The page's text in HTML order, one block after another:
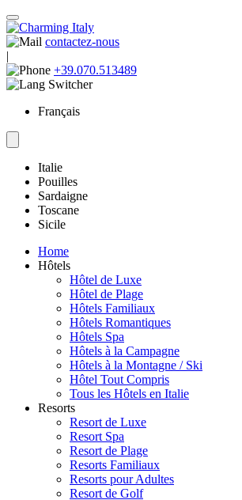
contactez-nous
|
+39.070.513489
Français
Italie
Pouilles
Sardaigne
Toscane
Sicile
Home
Hôtels
Hôtel de Luxe
Hôtel de Plage
Hôtels Familiaux
Hôtels Romantiques
Hôtels Spa
Hôtels à la Campagne
Hôtels à la Montagne / Ski
Hôtel Tout Compris
Tous les Hôtels en Italie
Resorts
Resort de Luxe
Resort Spa
Resort de Plage
Resorts Familiaux
Resorts pour Adultes
Resort de Golf